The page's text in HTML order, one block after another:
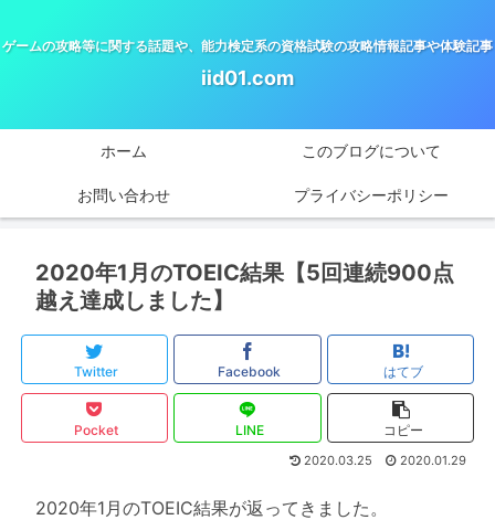
ゲームの攻略等に関する話題や、能力検定系の資格試験の攻略情報記事や体験記事
iid01.com
ホーム このブログについて
お問い合わせ プライバシーポリシー
2020年1月のTOEIC結果【5回連続900点
越え達成しました】
Twitter Facebook はてブ
Pocket LINE コピー
2020.03.25 2020.01.29
2020年1月のTOEIC結果が返ってきました。